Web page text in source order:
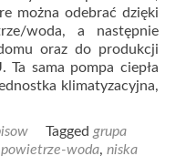
można odebrać dzięki
woda, a następnie
oraz do produkcji
sama pompa ciepła
klimatyzacyjna,
Tagged grupa
powietrze-woda, niska